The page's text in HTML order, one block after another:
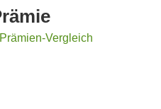
Vergleich